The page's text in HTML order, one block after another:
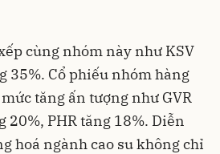
cùng nhóm này như KSV
35%. Cổ phiếu nhóm hàng
tăng ấn tượng như GVR
20%, PHRtăng 18%. Diễn
hoá ngành cao su không chỉ